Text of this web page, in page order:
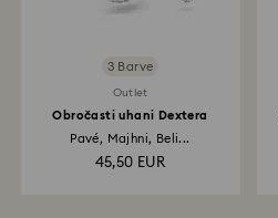
3 Barve
Outlet
Obročasti uhani Dextera
Pavé, Majhni, Beli...
45,50 EUR